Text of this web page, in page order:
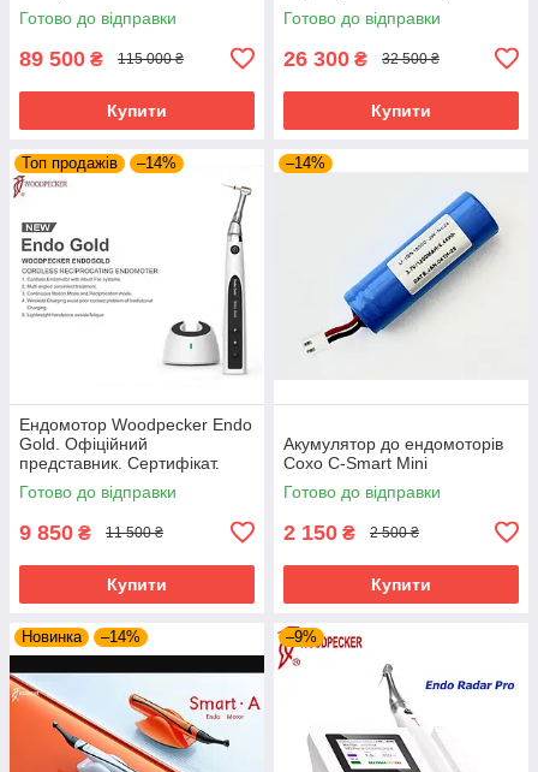
Готово до відправки
89 500 ₴ 115 000 ₴
Купити
Готово до відправки
26 300 ₴ 32 500 ₴
Купити
Топ продажів –14%
Ендомотор Woodpecker Endo
Gold. Офіційний
представник. Сертифікат.
Гарантія 12 місяців! Сервіс.
Готово до відправки
9 850 ₴ 11 500 ₴
Купити
–14%
Акумулятор до ендомоторів
Coxo C-Smart Mini
Готово до відправки
2 150 ₴ 2 500 ₴
Купити
Новинка –14% –9%